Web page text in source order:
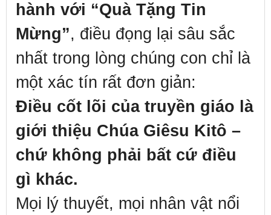
hành với “Quà Tặng Tin
Mừng”, điều đọng lại sâu sắc
nhất trong lòng chúng con chỉ là
một xác tín rất đơn giản:
Điều cốt lõi của truyền giáo là
giới thiệu Chúa Giêsu Kitô –
chứ không phải bất cứ điều
gì khác.
Mọi lý thuyết, mọi nhân vật nổi